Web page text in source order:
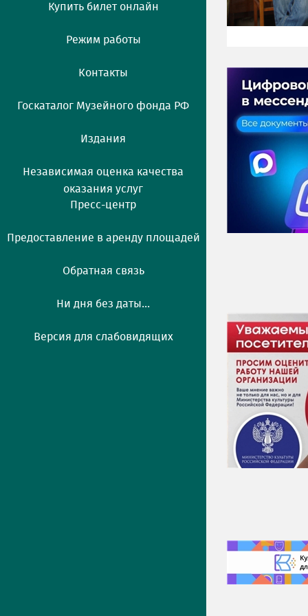
Купить билет онлайн
Режим работы
Контакты
Госкаталог Музейного фонда РФ
Издания
Независимая оценка качества
оказания услуг
Пресс-центр
Предоставление в аренду площадей
Обратная связь
Ни дня без даты...
Версия для слабовидящих